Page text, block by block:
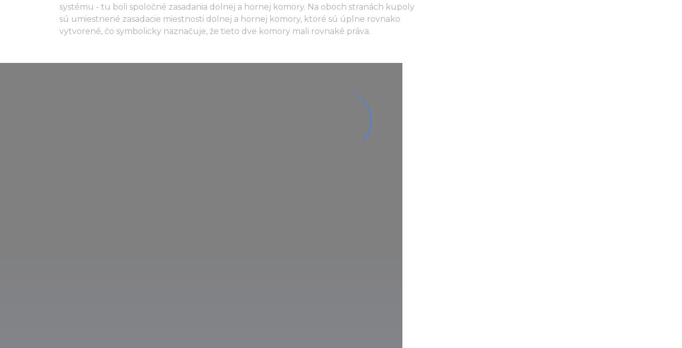
systému - tu boli spoločné zasadania dolnej a hornej komory. Na oboch stranách kupoly
sú umiestnené zasadacie miestnosti dolnej a hornej komory, ktoré sú úplne rovnako
vytvorené, čo symbolicky naznačuje, že tieto dve komory mali rovnaké práva.